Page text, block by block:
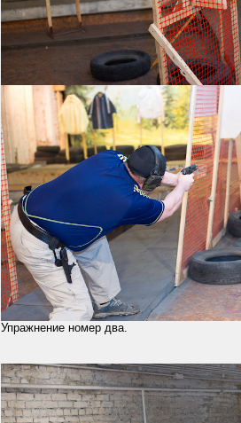
Упражнение номер два.